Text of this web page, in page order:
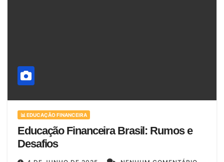
📊 EDUCAÇÃO FINANCEIRA
Educação Financeira Brasil: Rumos e
Desafios